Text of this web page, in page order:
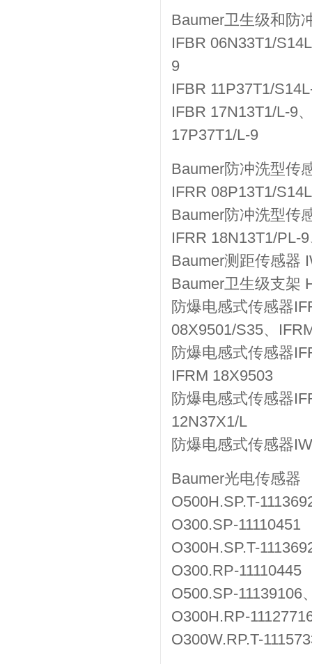
Baumer卫生级和防
IFBR 06N33T1/
9
IFBR 11P37T1/
IFBR 17N13T1/L-9
17P37T1/L-9
Baumer防冲洗型传
IFRR 08P13T1/
Baumer防冲洗型传
IFRR 18N13T1/PL-
Baumer测距传感器
Baumer卫生级支架
防爆电感式传感器
08X9501/S35、
防爆电感式传感器
IFRM 18X9503
防爆电感式传感器
12N37X1/L
防爆电感式传感器
Baumer光电传感器
O500H.SP.T-
O300.SP-11110451
O300H.SP.T-
O300.RP-11110445
O500.SP-11139106
O300H.RP-
O300W.RP.T-